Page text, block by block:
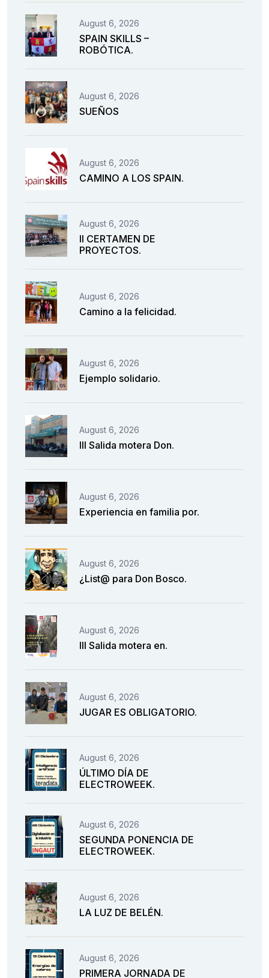
August 6, 2026
SPAIN SKILLS –
ROBÓTICA.
August 6, 2026
SUEÑOS
August 6, 2026
CAMINO A LOS SPAIN.
August 6, 2026
II CERTAMEN DE
PROYECTOS.
August 6, 2026
Camino a la felicidad.
August 6, 2026
Ejemplo solidario.
August 6, 2026
III Salida motera Don.
August 6, 2026
Experiencia en familia por.
August 6, 2026
¿List@ para Don Bosco.
August 6, 2026
III Salida motera en.
August 6, 2026
JUGAR ES OBLIGATORIO.
August 6, 2026
ÚLTIMO DÍA DE
ELECTROWEEK.
August 6, 2026
SEGUNDA PONENCIA DE
ELECTROWEEK.
August 6, 2026
LA LUZ DE BELÉN.
August 6, 2026
PRIMERA JORNADA DE